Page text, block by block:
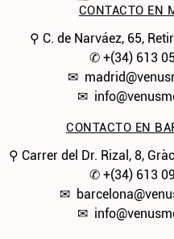
CONTACTO EN
⚲ C. de Narváez, 65,
✆ +(34) 613
✉
✉
CONTACTO EN
⚲ Carrer del Dr. Rizal, 8,
✆ +(34) 613
✉
✉